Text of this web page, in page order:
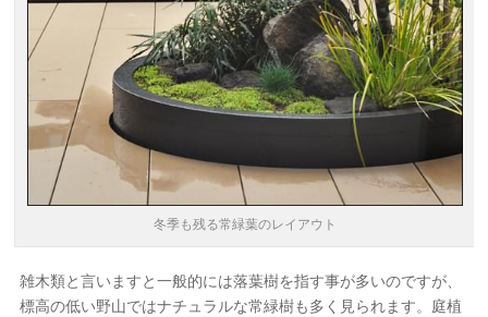
冬季も残る常緑葉のレイアウト
雑木類と言いますと一般的には落葉樹を指す事が多いのですが、
標高の低い野山ではナチュラルな常緑樹も多く見られます。庭植